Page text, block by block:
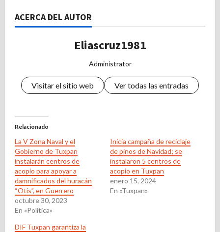
ACERCA DEL AUTOR
Eliascruz1981
Administrator
Visitar el sitio web Ver todas las entradas
Relacionado
La V Zona Naval y el
Gobierno de Tuxpan
instalarán centros de
acopio para apoyar a
damnificados del huracán
“Otis”, en Guerrero
octubre 30, 2023
En «Politica»
Inicia campaña de reciclaje
de pinos de Navidad; se
instalaron 5 centros de
acopio en Tuxpan
enero 15, 2024
En «Tuxpan»
DIF Tuxpan garantiza la